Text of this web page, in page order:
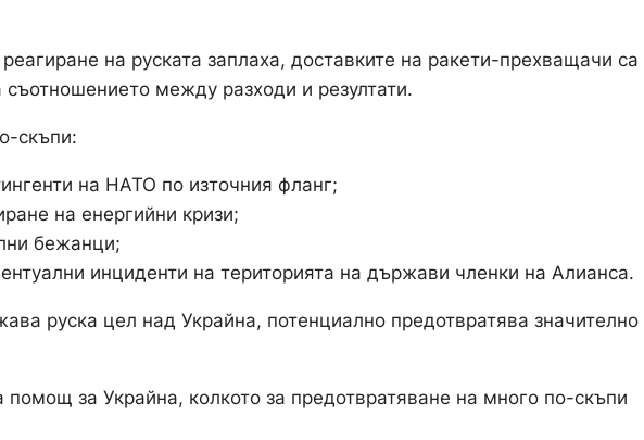
на руската заплаха, доставките на ракети-прехващачи са
между разходи и резултати.
скъпи:
на НАТО по източния фланг;
на енергийни кризи;
бежанци;
инциденти на територията на държави членки на Алианса.
руска цел над Украйна, потенциално предотвратява значително
за Украйна, колкото за предотвратяване на много по-скъпи